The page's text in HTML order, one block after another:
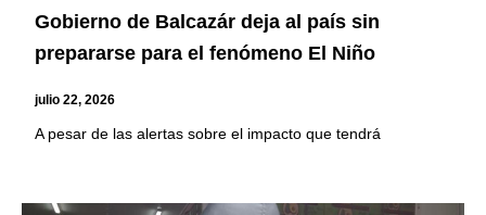
Gobierno de Balcazár deja al país sin
prepararse para el fenómeno El Niño
julio 22, 2026
A pesar de las alertas sobre el impacto que tendrá